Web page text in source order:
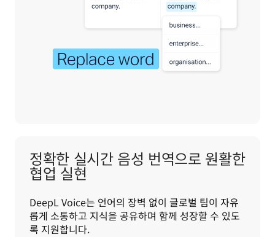
정확한 실시간 음성 번역으로 원활한
협업 실현
DeepL Voice는 언어의 장벽 없이 글로벌 팀이 자유
롭게 소통하고 지식을 공유하며 함께 성장할 수 있도
록 지원합니다.